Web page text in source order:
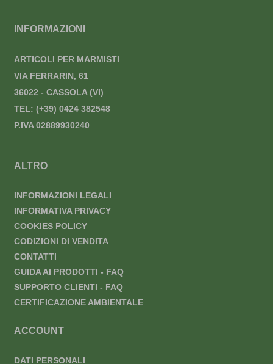
INFORMAZIONI
ARTICOLI PER MARMISTI
VIA FERRARIN, 61
36022 - CASSOLA (VI)
TEL: (+39) 0424 382548
P.IVA 02889930240
ALTRO
INFORMAZIONI LEGALI
INFORMATIVA PRIVACY
COOKIES POLICY
CODIZIONI DI VENDITA
CONTATTI
GUIDA AI PRODOTTI - FAQ
SUPPORTO CLIENTI - FAQ
CERTIFICAZIONE AMBIENTALE
ACCOUNT
DATI PERSONALI